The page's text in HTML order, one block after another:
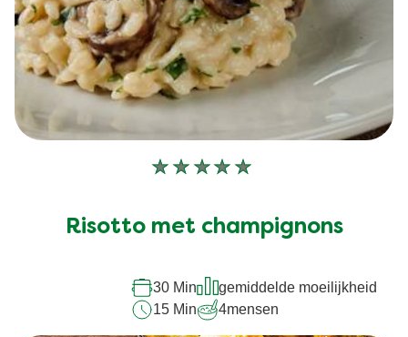
Geen
ingediend
recipe
Risotto met champignons
30 Min
gemiddelde moeilijkheid
15 Min
4mensen